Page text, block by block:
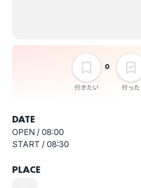
行きたい
0
行った
DATE
OPEN / 08:00
START / 08:30
PLACE